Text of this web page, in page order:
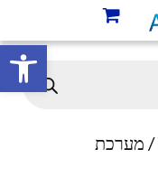
פתח
/ מערכת